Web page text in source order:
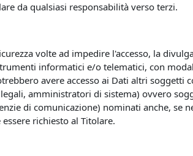
da qualsiasi responsabilità verso terzi.
volte ad impedire l'accesso, la
informatici e/o telematici, con
avere accesso ai Dati altri soggetti
amministratori di sistema) ovvero
di comunicazione) nominati anche, se
richiesto al Titolare.